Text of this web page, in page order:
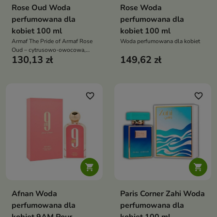
Rose Oud Woda
perfumowana dla
kobiet 100 ml
Armaf The Pride of Armaf Rose
Oud – cytrusowo-owocowa,
słodka i kobieca kompozycja,
130,13 zł
Rose Woda
perfumowana dla
kobiet 100 ml
Woda perfumowana dla kobiet
149,62 zł

favorite_border
Afnan Woda
perfumowana dla

favorite_border
Paris Corner Zahi Woda
perfumowana dla